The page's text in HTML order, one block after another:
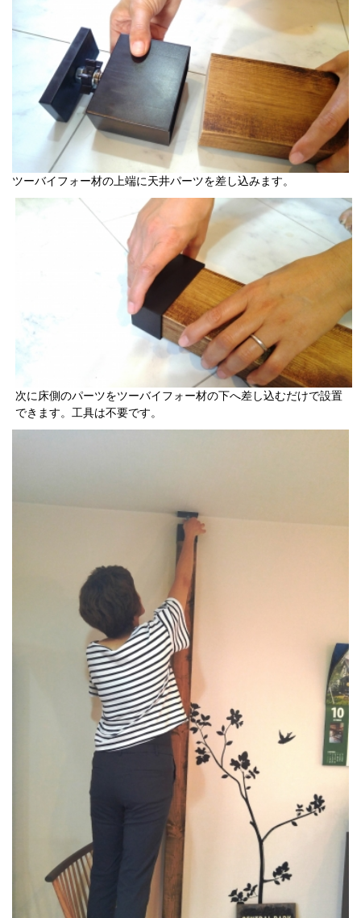
ツーバイフォー材の上端に天井パーツを差し込みます。
次に床側のパーツをツーバイフォー材の下へ差し込むだけで設置
できます。工具は不要です。